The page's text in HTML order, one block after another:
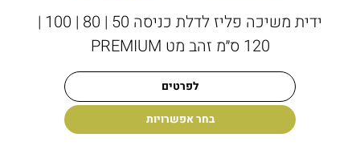
ידית משיכה פליז לדלת כניסה 50 | 80 | 100 |
120 ס״מ זהב מט PREMIUM
לפרטים
בחר אפשרויות